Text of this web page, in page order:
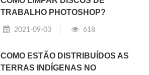
TRABALHO PHOTOSHOP?
2021-09-03 618
COMO ESTÃO DISTRIBUÍDOS AS
TERRAS INDÍGENAS NO